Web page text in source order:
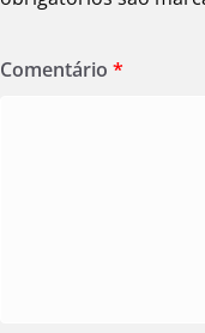
Comentário *